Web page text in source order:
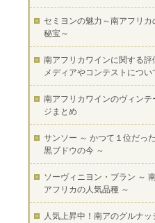
セミヨンの魅力～南アフリカ
秘宝～
南アフリカワインに関する評
メディアやコンテストについ
南アフリカワインのヴィンテ
ジまとめ
サンソー ～ かつて１位だった
黒ブドウの今 ～
ソーヴィニヨン・ブラン ～
アフリカの人気品種 ～
人気上昇中！南アのグルナッ